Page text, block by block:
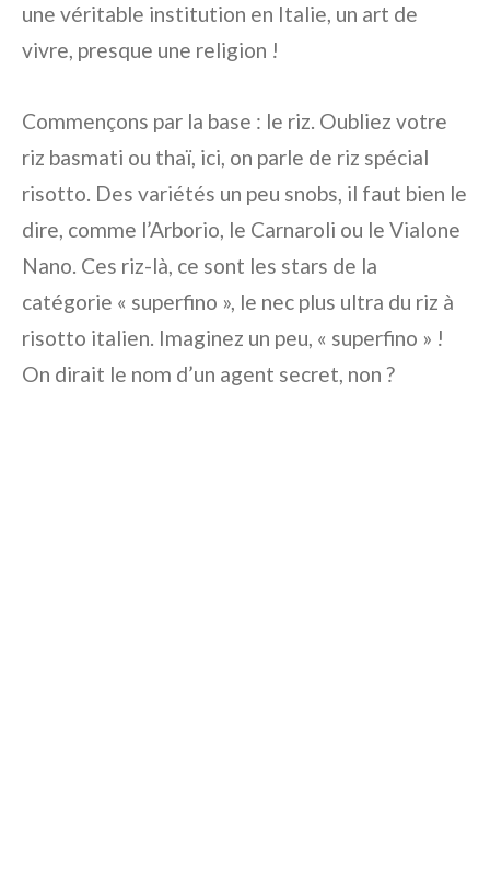
une véritable institution en Italie, un art de
vivre, presque une religion !
Commençons par la base : le riz. Oubliez votre
riz basmati ou thaï, ici, on parle de riz spécial
risotto. Des variétés un peu snobs, il faut bien le
dire, comme l’Arborio, le Carnaroli ou le Vialone
Nano. Ces riz-là, ce sont les stars de la
catégorie « superfino », le nec plus ultra du riz à
risotto italien. Imaginez un peu, « superfino » !
On dirait le nom d’un agent secret, non ?